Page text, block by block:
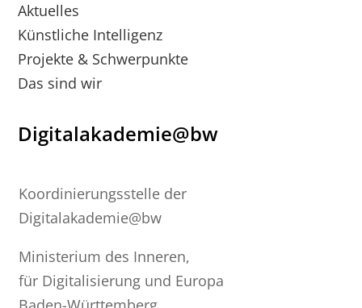
Aktuelles
Künstliche Intelligenz
Projekte & Schwerpunkte
Das sind wir
Digitalakademie@bw
Koordinierungsstelle der
Digitalakademie@bw
Ministerium des Inneren,
für Digitalisierung und Europa